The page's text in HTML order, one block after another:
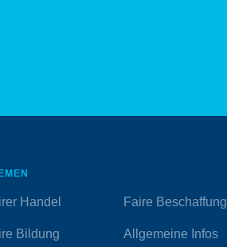
Handel Faire Beschaffung
Bildung Allgemeine Infos